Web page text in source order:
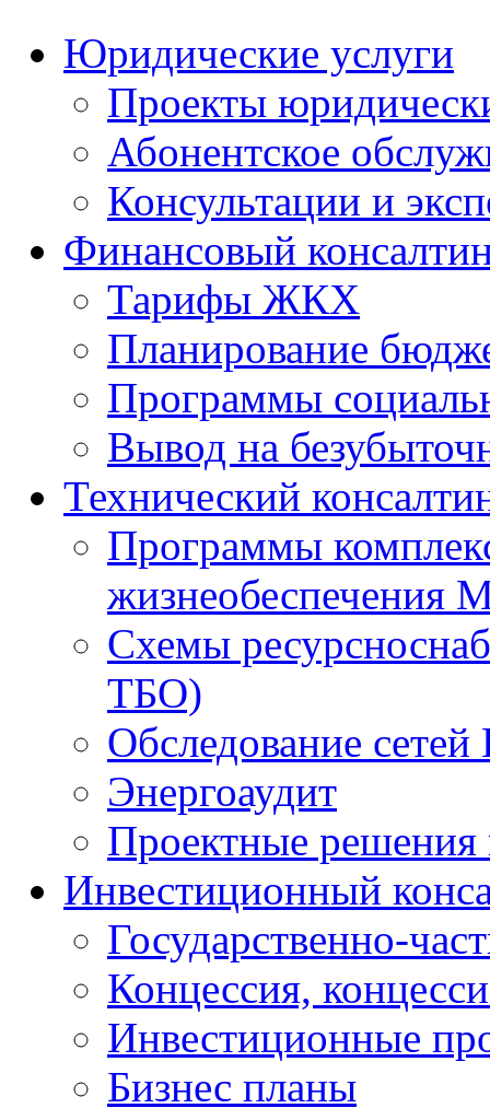
Юридические услуги
Проекты
Абонентское
Консультации и
Финансовый
Тарифы ЖКХ
Планирование
Программы
Вывод на
Технический
Программы
жизнеобеспечения
Схемы
ТБО)
Обследование
Энергоаудит
Проектные решения
Инвестиционный
Государственно-
Концессия,
Инвестиционные
Бизнес планы